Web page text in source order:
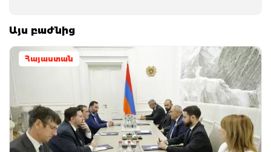
Այս բաժնից
Հայաստան